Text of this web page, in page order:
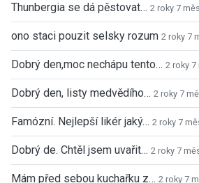
Thunbergia se dá pěstovat… 2 roky 7
ono staci pouzit selsky rozum 2 roky 7
Dobrý den,moc nechápu tento… 2 roky
Dobrý den, listy medvědího… 2 roky 7
Famózní. Nejlepší likér jaký… 2 roky 7
Dobrý de. Chtěl jsem uvařit… 2 roky 7
Mám před sebou kuchařku z… 2 roky 7